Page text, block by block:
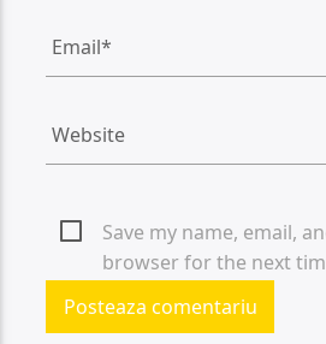
Save my name, email,
browser for the next